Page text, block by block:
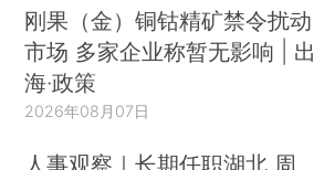
刚果（金）铜钴精矿禁令扰动
市场 多家企业称暂无影响 | 出
海·政策
2026年08月07日
人事观察｜长期任职湖北 周